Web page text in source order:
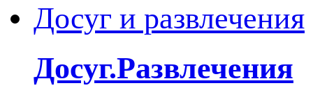
Досуг и развлечения
Досуг.Развлечения